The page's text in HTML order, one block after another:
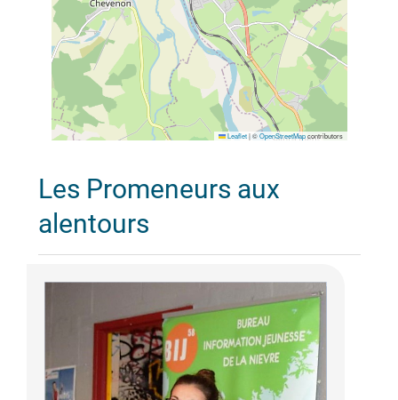
Leaflet |©OpenStreetMapcontributors
Les Promeneurs aux
alentours